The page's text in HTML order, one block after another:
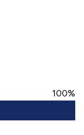
100%